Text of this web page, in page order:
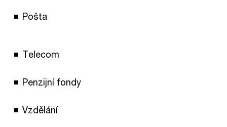
Pošta
Telecom
Penzijní fondy
Vzdělání